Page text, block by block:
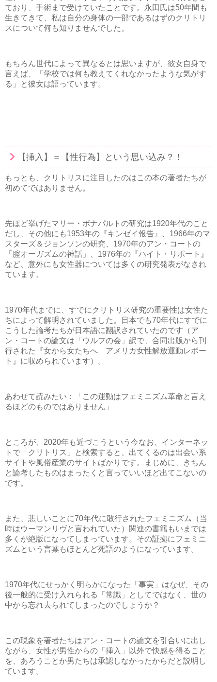
ており、手術まで受けていたことです。永田氏は50年間も
生きてきて、私は自分の身体の一部であるはずのクリトリ
スについて何も知りませんでした。
もちろん世代によって異なるとは思いますが、彼女自身で
言えば、「学校では何も教えてくれなかったような気がす
る」と彼女は語っています。
【挿入】＝【性行為】という思い込み？！
もっとも、クリトリスに注目したのはこの本の著者たちが
初めてではありません。
先ほど挙げたマリー・ボナパルトの研究は1920年代のこと
だし、その他にも1953年の『キンゼイ報告』、1966年のマ
スターズ＆ジョンソンの研究、1970年のアン・コートの
「腟オーガズムの神話」、1976年の『ハイト・リポート』
など、意外にも女性器については多くの研究発表がなされ
ています。
1970年代までに、すでにクリトリス研究の重要性は女性た
ちによって解明されていました。日本でも70年代にすでに
こうした論考たちが日本語に翻訳されていたのです（ア
ン・コートの論文は「ウルフの会」訳で、合同出版から刊
行された『女から女たちへ アメリカ女性解放運動レポー
ト』に収められています）。
あわせて読みたい：「この運動はフェミニズム革命と言え
るほどのものではありません」
ところが、2020年も近づこうという今なお、インターネッ
トで「クリトリス」と検索すると、出てくるのは出会い系
サイトや風俗産業のサイトばかりです。まじめに、きちん
と論考したものはまったくと言っていいほど出てこないの
です。
また、悲しいことに70年代に敢行されたフェミニズム（当
時はウーマンリヴと言われていた）関連の書籍もいまでは
多くが絶版になってしまっています。その証拠にフェミニ
ズムという言葉もほとんど死語のようになっています。
1970年代にせっかく明らかになった「事実」はなぜ、その
後一般的に受け入れられる「常識」としてではなく、世の
中から忘れ去られてしまったのでしょうか？
この現象を著者たちはアン・コートの論文を引合いに出し
ながら、女性が男性からの「挿入」以外で快感を得ること
を、あろうことか男たちは承認しなかったからだと説明し
ています。